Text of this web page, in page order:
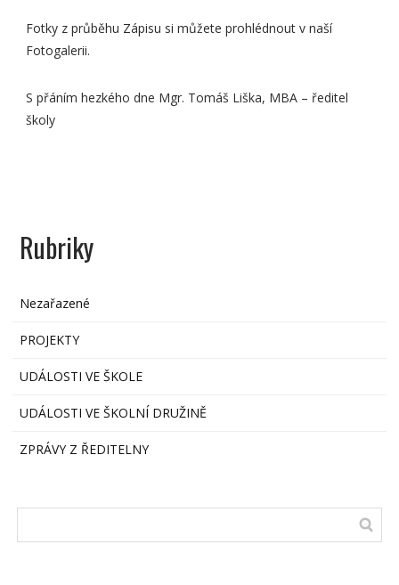
Fotky z průběhu Zápisu si můžete prohlédnout v naší
Fotogalerii.
S přáním hezkého dne Mgr. Tomáš Liška, MBA – ředitel
školy
Rubriky
Nezařazené
PROJEKTY
UDÁLOSTI VE ŠKOLE
UDÁLOSTI VE ŠKOLNÍ DRUŽINĚ
ZPRÁVY Z ŘEDITELNY